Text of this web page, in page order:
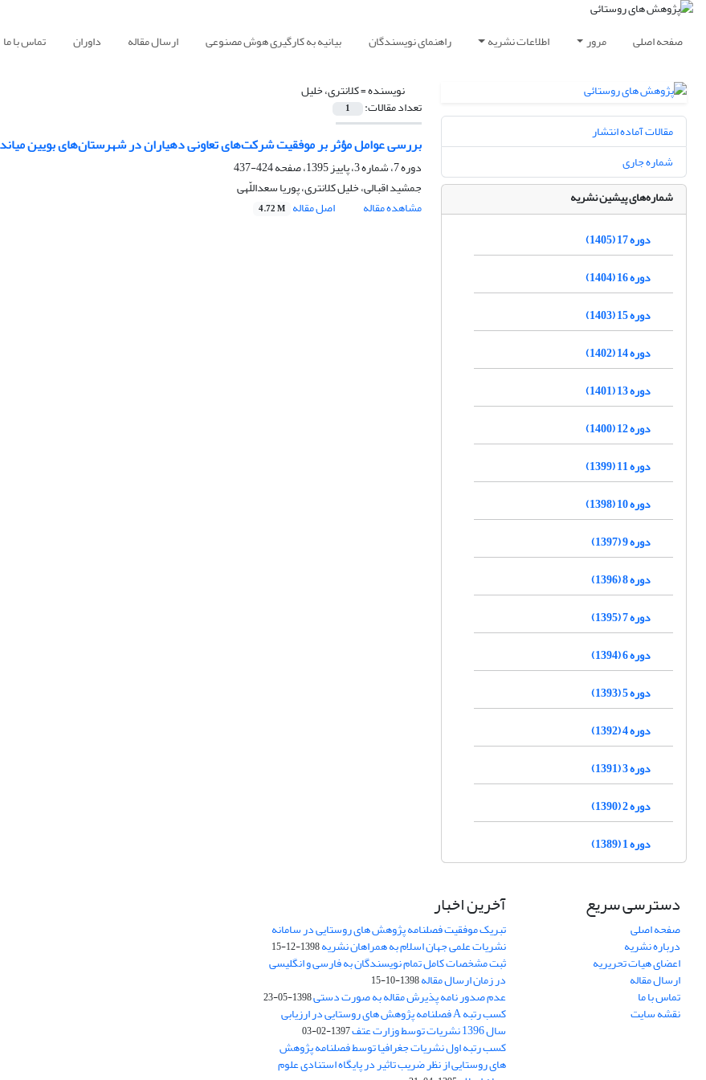
صفحه اصلی مرور اطلاعات نشریه راهنمای نویسندگان بیانیه به کارگیری هوش مصنوعی ارسال مقاله داوران تماس با ما
نویسنده =کلانتری، خلیل
تعداد مقالات: 1
بررسی عوامل مؤثر بر موفقیت شرکت‌های تعاونی دهیاران در شهرستان‌های بویین
دوره 7، شماره 3، پاییز 1395، صفحه
424-437
جمشید اقبالی، خلیل کلانتری، پوریا سعداللّهی
مشاهده مقاله
اصل مقاله 4.72 M
مقالات آماده انتشار
شماره جاری
شماره‌های پیشین نشریه
دوره 17 (1405)
دوره 16 (1404)
دوره 15 (1403)
دوره 14 (1402)
دوره 13 (1401)
دوره 12 (1400)
دوره 11 (1399)
دوره 10 (1398)
دوره 9 (1397)
دوره 8 (1396)
دوره 7 (1395)
دوره 6 (1394)
دوره 5 (1393)
دوره 4 (1392)
دوره 3 (1391)
دوره 2 (1390)
دوره 1 (1389)
دسترسی سریع
صفحه اصلی
درباره نشریه
اعضای هیات تحریریه
ارسال مقاله
تماس با ما
نقشه سایت
آخرین اخبار
تبریک موفقیت فصلنامه پژوهش های روستایی در سامانه
نشریات علمی جهان اسلام به همراهان نشریه1398-12-15
ثبت مشخصات کامل تمام نویسندگان به فارسی و انگلیسی
در زمان ارسال مقاله1398-10-15
عدم صدور نامه پذیرش مقاله به صورت دستی1398-05-23
کسب رتبه A فصلنامه پژوهش های روستایی در ارزیابی
سال 1396 نشریات توسط وزارت عتف 1397-02-03
کسب رتبه اول نشریات جغرافیا توسط فصلنامه پژوهش
های روستایی از نظر ضریب تاثیر در پایگاه استنادی علوم